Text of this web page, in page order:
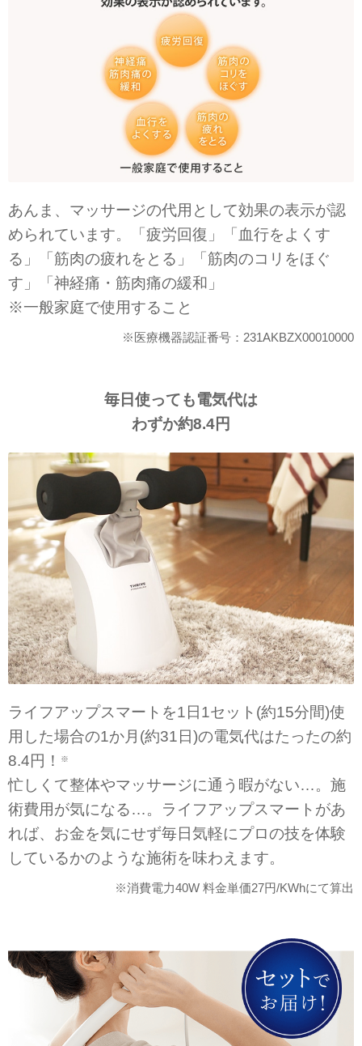
あんま、マッサージの代用として効果の表示が認
められています。「疲労回復」「血行をよくす
る」「筋肉の疲れをとる」「筋肉のコリをほぐ
す」「神経痛・筋肉痛の緩和」
※一般家庭で使用すること
※医療機器認証番号：231AKBZX00010000
毎日使っても電気代は
わずか約8.4円
ライフアップスマートを1日1セット(約15分間)使
用した場合の1か月(約31日)の電気代はたったの約
8.4円！
※
忙しくて整体やマッサージに通う暇がない…。施
術費用が気になる…。ライフアップスマートがあ
れば、お金を気にせず毎日気軽にプロの技を体験
しているかのような施術を味わえます。
※消費電力40W 料金単価27円/KWhにて算出